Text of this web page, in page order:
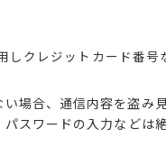
しクレジットカード番号
場合、通信内容を盗み
スワードの入力などは